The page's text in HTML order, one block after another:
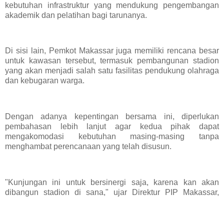
kebutuhan infrastruktur yang mendukung pengembangan
akademik dan pelatihan bagi tarunanya.
Di sisi lain, Pemkot Makassar juga memiliki rencana besar
untuk kawasan tersebut, termasuk pembangunan stadion
yang akan menjadi salah satu fasilitas pendukung olahraga
dan kebugaran warga.
Dengan adanya kepentingan bersama ini, diperlukan
pembahasan lebih lanjut agar kedua pihak dapat
mengakomodasi kebutuhan masing-masing tanpa
menghambat perencanaan yang telah disusun.
"Kunjungan ini untuk bersinergi saja, karena kan akan
dibangun stadion di sana," ujar Direktur PIP Makassar,